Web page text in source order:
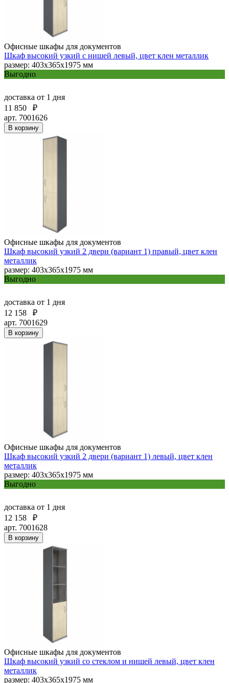
Офисные шкафы для документов
Шкаф высокий узкий с нишей левый, цвет клен металлик
размер: 403х365х1975 мм
Выгодно
доставка от 1 дня
11 850
₽
арт. 7001626
В корзину
Офисные шкафы для документов
Шкаф высокий узкий 2 двери (вариант 1) правый, цвет клен
металлик
размер: 403х365х1975 мм
Выгодно
доставка от 1 дня
12 158
₽
арт. 7001629
В корзину
Офисные шкафы для документов
Шкаф высокий узкий 2 двери (вариант 1) левый, цвет клен
металлик
размер: 403х365х1975 мм
Выгодно
доставка от 1 дня
12 158
₽
арт. 7001628
В корзину
Офисные шкафы для документов
Шкаф высокий узкий со стеклом и нишей левый, цвет клен
металлик
размер: 403х365х1975 мм